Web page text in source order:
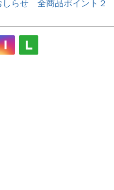
らせ 全商品ポイント２